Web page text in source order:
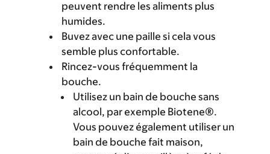
peuvent rendre les aliments plus
humides.
Buvez avec une paille si cela vous
semble plus confortable.
Rincez-vous fréquemment la
bouche.
Utilisez un bain de bouche sans
alcool, par exemple Biotene®.
Vous pouvez également utiliser un
bain de bouche fait maison,